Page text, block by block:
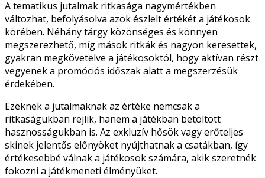
A tematikus jutalmak ritkasága nagymértékben
változhat, befolyásolva azok észlelt értékét a játékosok
körében. Néhány tárgy közönséges és könnyen
megszerezhető, míg mások ritkák és nagyon keresettek,
gyakran megkövetelve a játékosoktól, hogy aktívan részt
vegyenek a promóciós időszak alatt a megszerzésük
érdekében.
Ezeknek a jutalmaknak az értéke nemcsak a
ritkaságukban rejlik, hanem a játékban betöltött
hasznosságukban is. Az exkluzív hősök vagy erőteljes
skinek jelentős előnyöket nyújthatnak a csatákban, így
értékesebbé válnak a játékosok számára, akik szeretnék
fokozni a játékmeneti élményüket.